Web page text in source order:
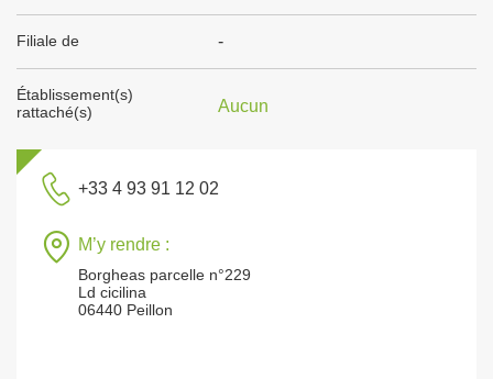
Filiale de -
Établissement(s)
rattaché(s)
Aucun
+33 4 93 91 12 02
M’y rendre :
Borgheas parcelle n°229
Ld cicilina
06440 Peillon